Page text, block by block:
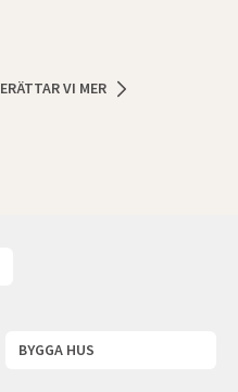
VI MER
BYGGA HUS